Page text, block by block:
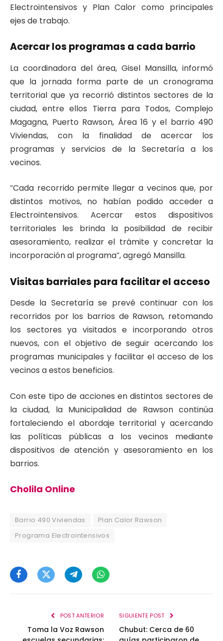
Electrointensivos y Plan Calor como principales
ejes de trabajo.
Acercar los programas a cada barrio
La coordinadora del área, Gisel Mansilla, informó
que la jornada forma parte de un cronograma
territorial que ya recorrió distintos sectores de la
ciudad, entre ellos Tierra para Todos, Complejo
Magagna, Puerto Rawson, Área 16 y el barrio 490
Viviendas, con la finalidad de acercar los
programas y servicios de la Secretaría a los
vecinos.
“Cada recorrido permite llegar a vecinos que, por
distintos motivos, no habían podido acceder a
Electrointensivos. Acercar estos dispositivos
territoriales les brinda la posibilidad de recibir
asesoramiento, realizar el trámite y concretar la
incorporación al programa”, agregó Mansilla.
Visitas barriales para facilitar el acceso
Desde la Secretaría se prevé continuar con los
recorridos por los barrios de Rawson, retomando
los sectores ya visitados e incorporando otros
nuevos, con el objetivo de seguir acercando los
programas municipales y facilitar el acceso de los
vecinos a estos beneficios.
Con este tipo de acciones en distintos sectores de
la ciudad, la Municipalidad de Rawson continúa
fortaleciendo el abordaje territorial y acercando
las políticas públicas a los vecinos mediante
dispositivos de atención y asesoramiento en los
barrios.
Cholila Online
Barrio 490 Viviendas
Plan Calor Rawson
Programa Electrointensivos
FacebookTwitterTelegramWhatsApp
POST ANTERIOR
Toma la Voz Rawson
SIGUIENTE POST
Chubut: Cerca de 60